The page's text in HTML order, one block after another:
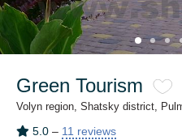
Green Tourism
Volyn region, Shatsky district,
5.0 – 11 reviews